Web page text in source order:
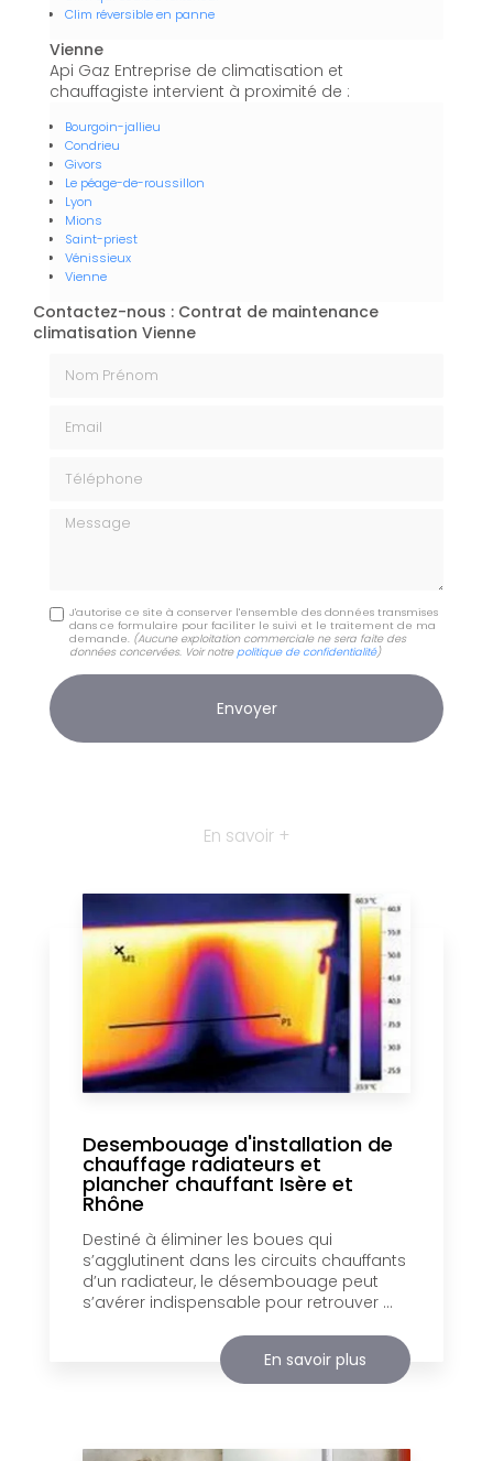
Clim réversible en panne
Vienne
Api Gaz Entreprise de climatisation et
chauffagiste intervient à proximité de :
Bourgoin-jallieu
Condrieu
Givors
Le péage-de-roussillon
Lyon
Mions
Saint-priest
Vénissieux
Vienne
Contactez-nous : Contrat de maintenance
climatisation Vienne
Message
J'autorise ce site à conserver l'ensemble des données transmises
dans ce formulaire pour faciliter le suivi et le traitement de ma
demande. (Aucune exploitation commerciale ne sera faite des
données concervées. Voir notrepolitique de confidentialité)
En savoir +
Desembouage d'installation de
chauffage radiateurs et
plancher chauffant Isère et
Rhône
Destiné à éliminer les boues qui
s’agglutinent dans les circuits chauffants
d’un radiateur, le désembouage peut
s’avérer indispensable pour retrouver ...
En savoir plus